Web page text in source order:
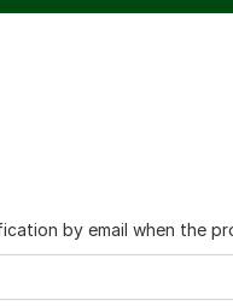
by email when the